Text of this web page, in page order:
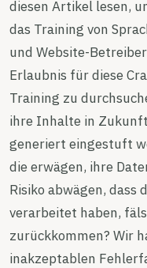
diesen Artikel lesen,
das Training von
und Website-
Erlaubnis für diese
Training zu
ihre Inhalte in
generiert eingestuft
die erwägen, ihre
Risiko abwägen, dass
verarbeitet haben,
zurückkommen? Wir
inakzeptablen